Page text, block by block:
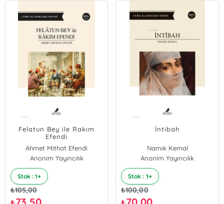
Felatun Bey ile Rakım
Efendi
Ahmet Mithat Efendi
Anonim Yayıncılık
Stok : 1+
₺105,00
İntibah
Namık Kemal
Anonim Yayıncılık
Stok : 1+
₺100,00